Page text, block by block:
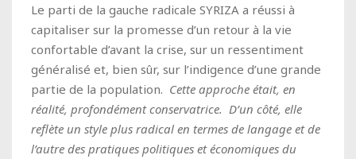
Le parti de la gauche radicale SYRIZA a réussi à
capitaliser sur la promesse d’un retour à la vie
confortable d’avant la crise, sur un ressentiment
généralisé et, bien sûr, sur l’indigence d’une grande
partie de la population. Cette approche était, en
réalité, profondément conservatrice. D’un côté, elle
reflète un style plus radical en termes de langage et de
l’autre des pratiques politiques et économiques du